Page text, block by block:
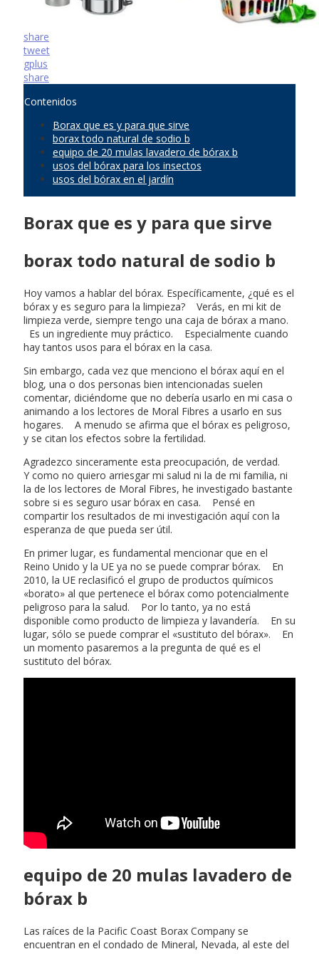
share
tweet
gplus
share
Contenidos
Borax que es y para que sirve
borax todo natural de sodio b
equipo de 20 mulas lavadero de bórax b
usos del bórax para los insectos
usos del bórax en el jardín
Borax que es y para que sirve
borax todo natural de sodio b
Hoy vamos a hablar del bórax. Específicamente, ¿qué es el
bórax y es seguro para la limpieza? Verás, en mi kit de
limpieza verde, siempre tengo una caja de bórax a mano.
Es un ingrediente muy práctico. Especialmente cuando
hay tantos usos para el bórax en la casa.
Sin embargo, cada vez que menciono el bórax aquí en el
blog, una o dos personas bien intencionadas suelen
comentar, diciéndome que no debería usarlo en mi casa o
animando a los lectores de Moral Fibres a usarlo en sus
hogares. A menudo se afirma que el bórax es peligroso,
y se citan los efectos sobre la fertilidad.
Agradezco sinceramente esta preocupación, de verdad.
Y como no quiero arriesgar mi salud ni la de mi familia, ni
la de los lectores de Moral Fibres, he investigado bastante
sobre si es seguro usar bórax en casa. Pensé en
compartir los resultados de mi investigación aquí con la
esperanza de que pueda ser útil.
En primer lugar, es fundamental mencionar que en el
Reino Unido y la UE ya no se puede comprar bórax. En
2010, la UE reclasificó el grupo de productos químicos
«borato» al que pertenece el bórax como potencialmente
peligroso para la salud. Por lo tanto, ya no está
disponible como producto de limpieza y lavandería. En su
lugar, sólo se puede comprar el «sustituto del bórax». En
un momento pasaremos a la pregunta de qué es el
sustituto del bórax.
equipo de 20 mulas lavadero de
bórax b
Las raíces de la Pacific Coast Borax Company se
encuentran en el condado de Mineral, Nevada, al este del